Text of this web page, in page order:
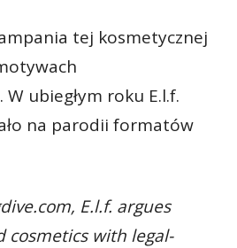
tej kosmetycznej
ubiegłym roku E.l.f.
na parodii formatów
E.l.f. argues
cosmetics with legal-